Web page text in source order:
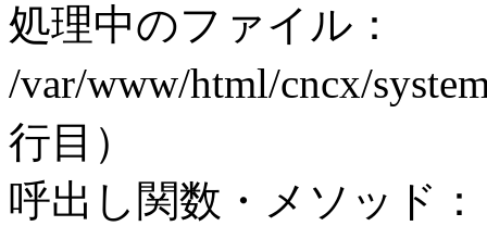
処理中のファイル：
/var/www/html/cncx/
行目）
呼出し関数・メソッド：